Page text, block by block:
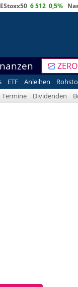
EStoxx50 6 512 0,5%
ETF Anleihen
Termine Dividenden